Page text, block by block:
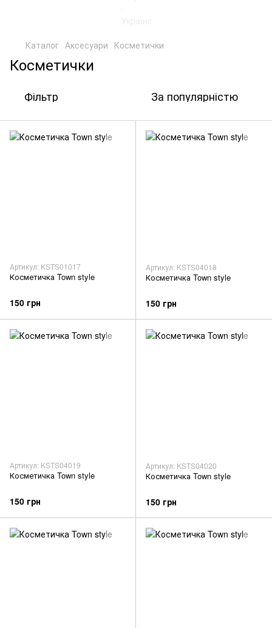
Каталог Аксесуари Косметички
Косметички
Фільтр За популярністю
Артикул: KSTS01017
Косметичка Town style
150 грн
Артикул: KSTS04018
Косметичка Town style
150 грн
Артикул: KSTS04019
Косметичка Town style
150 грн
Артикул: KSTS04020
Косметичка Town style
150 грн